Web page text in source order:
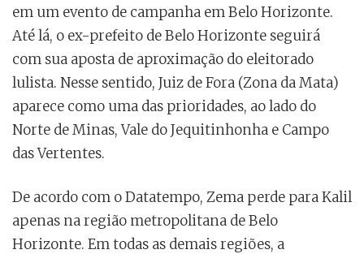
em um evento de campanha em Belo Horizonte.
Até lá, o ex-prefeito de Belo Horizonte seguirá
com sua aposta de aproximação do eleitorado
lulista. Nesse sentido, Juiz de Fora (Zona da Mata)
aparece como uma das prioridades, ao lado do
Norte de Minas, Vale do Jequitinhonha e Campo
das Vertentes.
De acordo com o Datatempo, Zema perde para Kalil
apenas na região metropolitana de Belo
Horizonte. Em todas as demais regiões, a